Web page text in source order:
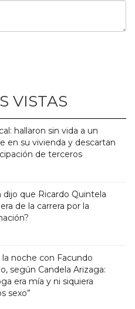
VISTAS
hallaron sin vida a un
en su vivienda y descartan
de terceros
dijo que Ricardo Quintela
de la carrera por la
la noche con Facundo
según Candela Arizaga:
era mía y ni siquiera
sexo”